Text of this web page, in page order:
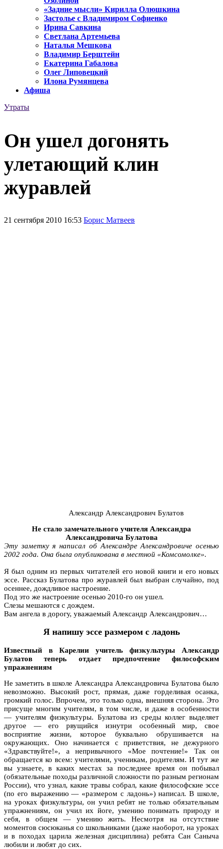
«Задние мысли» Кирилла Олюшкина
Застолье с Владимиром Софиенко
Ирина Савкина
Светлана Артемьева
Наталья Мешкова
Владимир Берштейн
Екатерина Габалова
Олег Липовецкий
Илона Румянцева
Афиша
Утраты
Он ушел догонять
улетающий клин
журавлей
21 сентября 2010 16:53 Борис Матвеев
Александр Александрович Булатов
Не стало замечательного учителя Александра
Александровича Булатова
Эту заметку я написал об Александре Александровиче осенью
2002 года. Она была опубликована в местной «Комсомолке».
Я был одним из первых читателей его новой книги и его новых
эссе. Рассказ Булатова про журавлей был выбран случайно, под
осеннее, дождливое настроение.
Под это же настроение осенью 2010-го он ушел.
Слезы мешаются с дождем.
Вам ангела в дорогу, уважаемый Александр Александрович…
Я напишу эссе размером с ладонь
Известный в Карелии учитель физкультуры Александр
Булатов теперь отдает предпочтение философским
упражнениям
Не заметить в школе Александра Александровича Булатова было
невозможно. Высокий рост, прямая, даже горделивая осанка,
громкий голос. Впрочем, это только одна, внешняя сторона. Это
присуще многим учителям, в том числе, и даже в особенности
— учителям физкультуры. Булатова из среды коллег выделяет
другое — его рвущийся изнутри особенный мир, свое
восприятие жизни, которое буквально обрушивается на
окружающих. Оно начинается с приветствия, не дежурного
«Здравствуйте!», а непривычного «Мое почтение!» Так он
обращается ко всем: учителями, ученикам, родителям. И тут же
вы узнаете, в каких местах за последнее время он побывал
(обязательные походы различной сложности по разным регионам
России), что узнал, какие травы собрал, какие философские эссе
(по его выражению — «размером с ладонь») написал. В школе,
на уроках физкультуры, он учил ребят не только обязательным
упражнениям, он учил их йоге, умению понимать природу и
себя, в общем — умению жить. Несмотря на отсутствие
моментов сюсюканья со школьниками (даже наоборот, на уроках
и в походах царила железная дисциплина) ребята Сан Саныча
любили и любят до сих.